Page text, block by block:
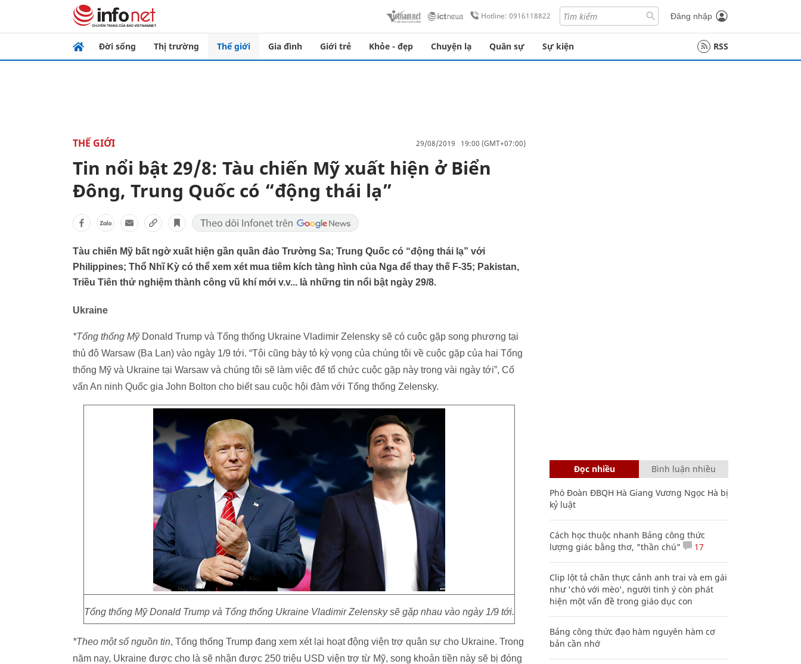
Hotline: 0916118822 Đăng nhập
Đời sống Thị trường Thế giới Gia đình Giới trẻ Khỏe - đẹp Chuyện lạ Quân sự Sự kiện RSS
THẾ GIỚI 29/08/2019 19:00 (GMT+07:00)
Tin nổi bật 29/8: Tàu chiến Mỹ xuất hiện ở Biển
Đông, Trung Quốc có “động thái lạ”
Tàu chiến Mỹ bất ngờ xuất hiện gần quần đảo Trường Sa; Trung Quốc có “động thái lạ” với
Philippines; Thổ Nhĩ Kỳ có thể xem xét mua tiêm kích tàng hình của Nga để thay thế F-35; Pakistan,
Triều Tiên thử nghiệm thành công vũ khí mới v.v... là những tin nổi bật ngày 29/8.
Ukraine
*Tổng thống MỹDonald Trump và Tổng thống Ukraine Vladimir Zelensky sẽ có cuộc gặp song phương tại
thủ đô Warsaw (Ba Lan) vào ngày 1/9 tới. “Tôi cũng bày tỏ kỳ vọng của chúng tôi về cuộc gặp của hai Tổng
thống Mỹ và Ukraine tại Warsaw và chúng tôi sẽ làm việc để tổ chức cuộc gặp này trong vài ngày tới”, Cố
vấn An ninh Quốc gia John Bolton cho biết sau cuộc hội đàm với Tổng thống Zelensky.
Tổng thống Mỹ Donald Trump và Tổng thống Ukraine Vladimir Zelensky sẽ gặp nhau vào ngày 1/9 tới.
*Theo một số nguồn tin, Tổng thống Trump đang xem xét lại hoạt động viện trợ quân sự cho Ukraine. Trong
năm nay, Ukraine được cho là sẽ nhận được 250 triệu USD viện trợ từ Mỹ, song khoản tiền này sẽ bị đóng
Đọc nhiều Bình luận nhiều
Phó Đoàn ĐBQH Hà Giang Vương Ngọc Hà bị
kỷ luật
Cách học thuộc nhanh Bảng công thức
lượng giác bằng thơ, "thần chú"
17
Clip lột tả chân thực cảnh anh trai và em gái
như 'chó với mèo', người tinh ý còn phát
hiện một vấn đề trong giáo dục con
Bảng công thức đạo hàm nguyên hàm cơ
bản cần nhớ